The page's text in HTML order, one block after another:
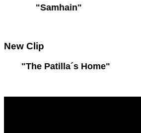
"Samhain"
New Clip
"The Patilla´s Home"